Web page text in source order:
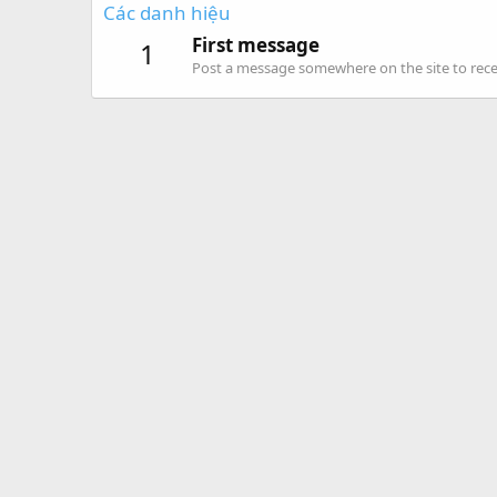
Các danh hiệu
1 First message
Post a message somewhere on the site to